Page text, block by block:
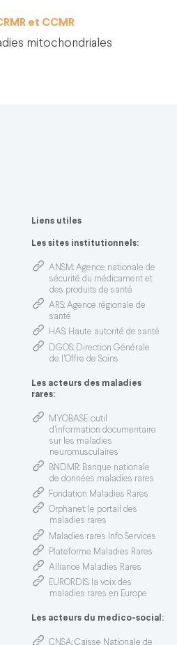
et CCMR
mitochondriales
Liens utiles
Les sites institutionnels:
ANSM: Agence nationale de
sécurité du médicament et
des produits de santé
ARS: Agence régionale de
santé
HAS: Haute autorité de santé
DGOS: Direction Générale
de l’Offre de Soins
Les acteurs des maladies
rares:
MYOBASE: outil
d'information documentaire
sur les maladies
neuromusculaires
BNDMR: Banque nationale
de données maladies rares
Fondation Maladies Rares
Orphanet: le portail des
maladies rares
Maladies rares Info Services
Plateforme Maladies Rares
Alliance Maladies Rares
EURORDIS: la voix des
maladies rares en Europe
Les acteurs du medico-social:
CNSA: Caisse Nationale de